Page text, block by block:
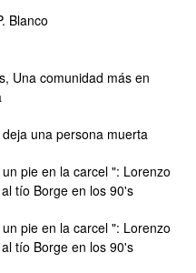
Blanco
Una comunidad más en
una persona muerta
pie en la carcel ": Lorenzo
tío Borge en los 90's
pie en la carcel ": Lorenzo
tío Borge en los 90's